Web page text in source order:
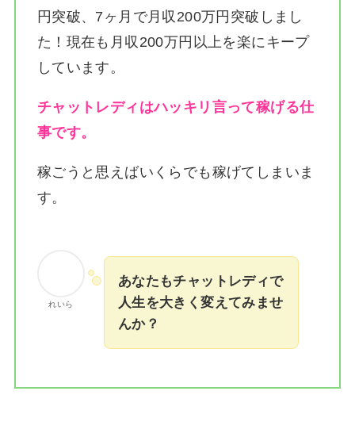
円突破、7ヶ月で月収200万円突破しまし
た！ 現在も月収200万円以上を楽にキープ
しています。
チャットレディはハッキリ言って稼げる仕
事です。
稼ごうと思えばいくらでも稼げてしまいま
す。
れいら
あなたもチャットレディで
人生を大きく変えてみませ
んか？